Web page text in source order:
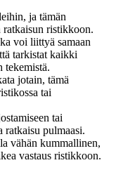
ja tämän
ristikkoon.
voi liittyä samaan
tarkistat kaikki
tekemistä.
jotain, tämä
tai
tai
pulmaasi.
vähän kummallinen,
vastaus ristikkoon.